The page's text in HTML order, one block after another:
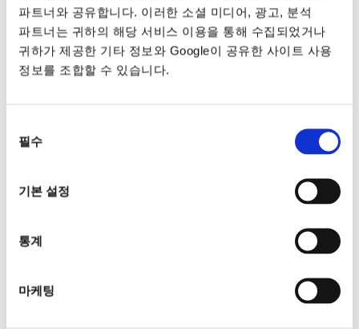
파트너와 공유합니다. 이러한 소셜 미디어, 광고, 분석
파트너는 귀하의 해당 서비스 이용을 통해 수집되었거나
귀하가 제공한 기타 정보와 Google이 공유한 사이트 사용
정보를 조합할 수 있습니다.
선택
필수
기본 설정
통계
마케팅